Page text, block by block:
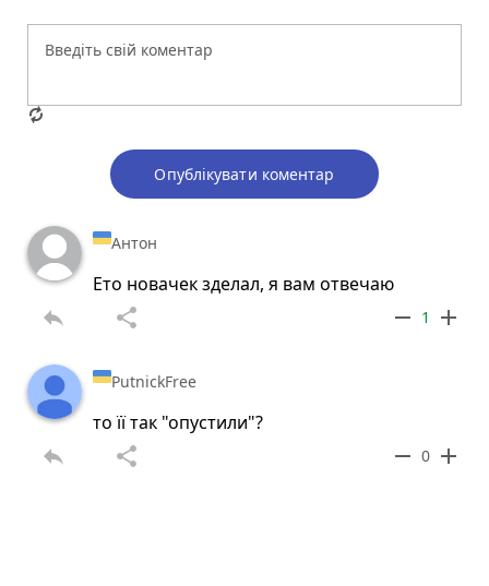
Опублікувати коментар
Антон
Ето новачек зделал, я вам отвечаю
reply share remove 1 add
PutnickFree
то її так "опустили"?
reply share remove 0 add